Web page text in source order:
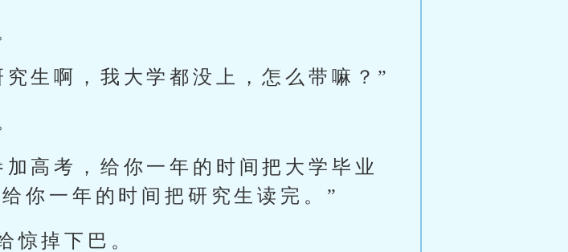
生啊，我大学都没上，怎么带嘛？”
高考，给你一年的时间把大学毕业
你一年的时间把研究生读完。”
惊掉下巴。